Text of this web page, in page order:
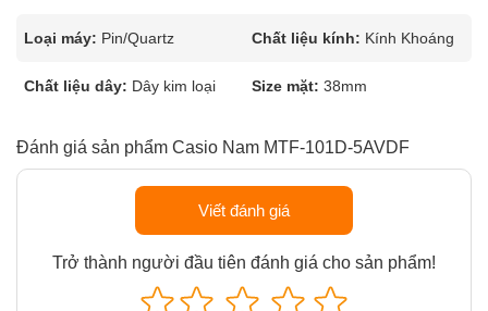
Loại máy: Pin/Quartz Chất liệu kính: Kính Khoáng
Chất liệu dây: Dây kim loại Size mặt: 38mm
Đánh giá sản phẩm Casio Nam MTF-101D-5AVDF
Viết đánh giá
Trở thành người đầu tiên đánh giá cho sản phẩm!